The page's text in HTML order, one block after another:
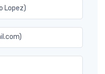
Lopez)